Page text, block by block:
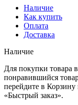
Наличие
Как купить
Оплата
Доставка
Наличие
Для покупки товара
понравившийся
перейдите в
«Быстрый заказ».